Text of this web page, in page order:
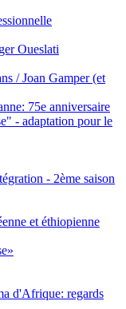
Oueslati
/ Joan Gamper (et
75e anniversaire
- adaptation pour le
- 2ème saison
et éthiopienne
d'Afrique: regards